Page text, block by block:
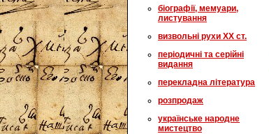
біографії, мемуари,
листування
визвольні рухи XX ст.
періодичні та серійні
видання
перекладна література
розпродаж
українське народне
мистецтво